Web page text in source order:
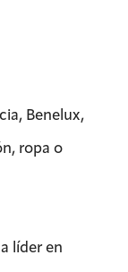
Benelux,
ropa o
líder en